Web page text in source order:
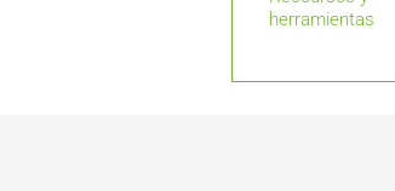
herramientas